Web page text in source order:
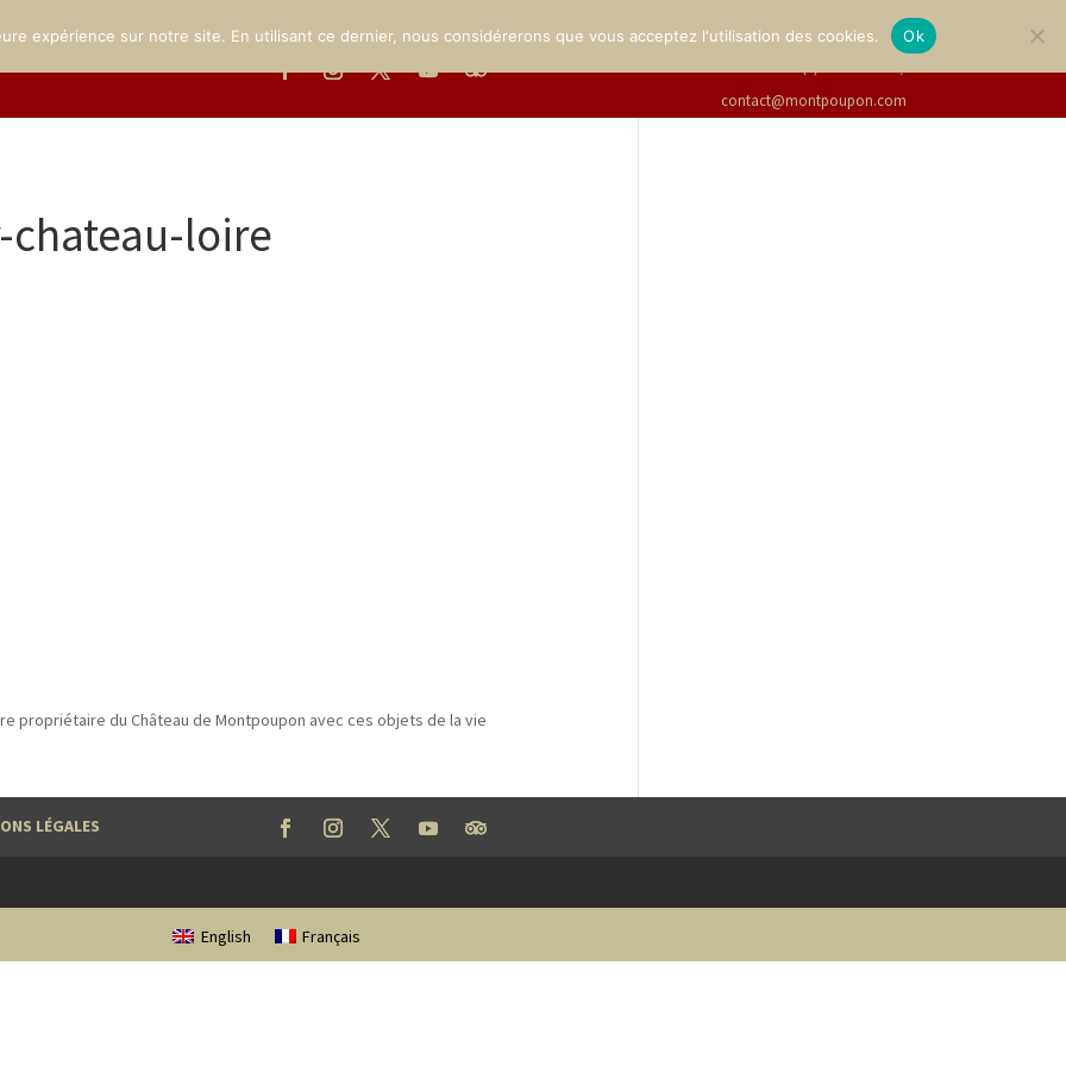
LE PARC INFOS PRATIQUES ÉVÉNEMENTS GALERIE BILLETTERIE Français
+33(0)2 47 94 21 15/
contact@montpoupon.com
loire
propriétaire du Château de Montpoupon avec ces objets de la vie
LÉGALES
English Français
expérience sur notre site. En utilisant ce dernier, nous considérerons que vous acceptez l'utilisation des cookies. Ok